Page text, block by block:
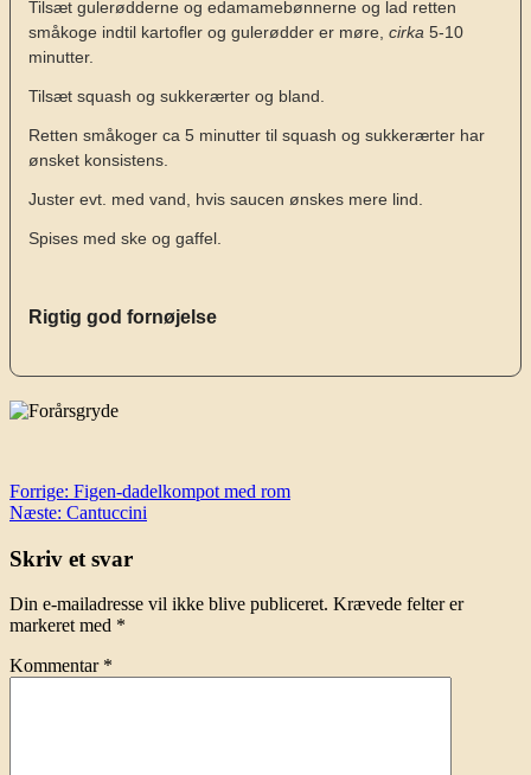
Tilsæt gulerødderne og edamamebønnerne og lad retten
småkoge indtil kartofler og gulerødder er møre, cirka 5-10
minutter.
Tilsæt squash og sukkerærter og bland.
Retten småkoger ca 5 minutter til squash og sukkerærter har
ønsket konsistens.
Juster evt. med vand, hvis saucen ønskes mere lind.
Spises med ske og gaffel.
Rigtig god fornøjelse
Indlægsnavigation
Forrige: Figen-dadelkompot med rom
Næste: Cantuccini
Skriv et svar
Din e-mailadresse vil ikke blive publiceret. Krævede felter er
markeret med *
Kommentar *